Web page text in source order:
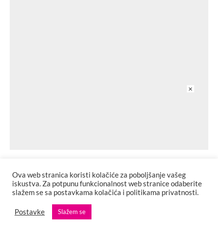
Woody Harrelson dobitnik Počasnog Srca Sarajeva 32.
Sarajevo Film Festivala
Ova web stranica koristi kolačiće za poboljšanje vašeg
iskustva. Za potpunu funkcionalnost web stranice odaberite
slažem se sa postavkama kolačića i politikama privatnosti.
Postavke Slažem se
×